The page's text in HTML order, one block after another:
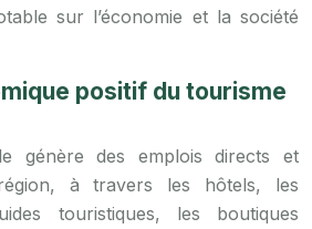
sur l’économie et la société
positif du tourisme
génère des emplois directs et
à travers les hôtels, les
touristiques, les boutiques